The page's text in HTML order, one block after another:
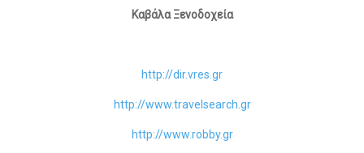
Καβάλα Ξενοδοχεία
http://dir.vres.gr
http://www.travelsearch.gr
http://www.robby.gr